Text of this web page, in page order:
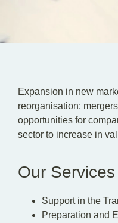
Expansion in new
reorganisation:
opportunities for
sector to increase in
Our
Support in the
Preparation and